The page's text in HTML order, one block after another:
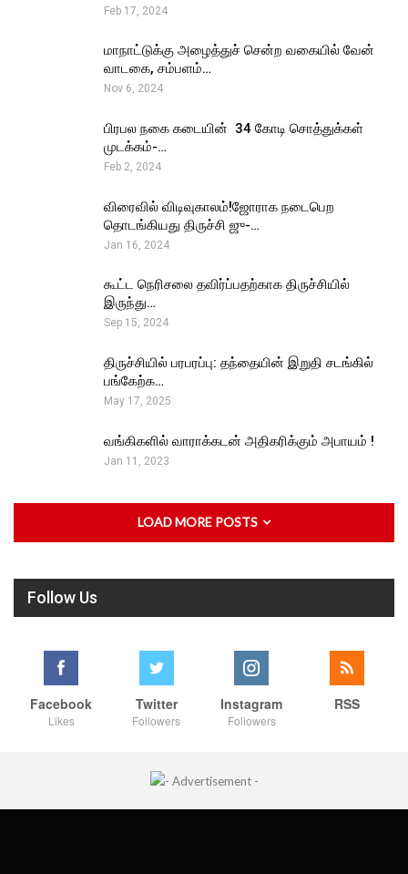
Feb 17, 2024
மாநாட்டுக்கு அழைத்துச் சென்ற வகையில் வேன்
வாடகை, சம்பளம்…
Nov 6, 2024
பிரபல நகை கடையின் ₹ 34 கோடி சொத்துக்கள்
முடக்கம்-…
Feb 2, 2024
விரைவில் விடிவுகாலம்!ஜோராக நடைபெற
தொடங்கியது திருச்சி ஜு-…
Jan 16, 2024
கூட்ட நெரிசலை தவிர்ப்பதற்காக திருச்சியில்
இருந்து…
Sep 15, 2024
திருச்சியில் பரபரப்பு: தந்தையின் இறுதி சடங்கில்
பங்கேற்க…
May 17, 2025
வங்கிகளில் வாராக்கடன் அதிகரிக்கும் அபாயம் !
Jan 11, 2023
LOAD MORE POSTS
Follow Us
Facebook
Likes
Twitter
Followers
Instagram
Followers
RSS